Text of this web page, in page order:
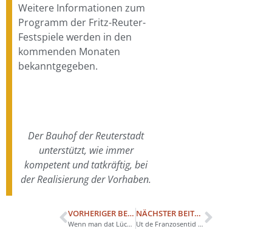
Weitere Informationen zum
Programm der Fritz-Reuter-
Festspiele werden in den
kommenden Monaten
bekanntgegeben.
Der Bauhof der Reuterstadt
unterstützt, wie immer
kompetent und tatkräftig, bei
der Realisierung der Vorhaben.
VORHERIGER BEITRAG
Wenn man dat Lüch´n in de Ogen von Kinner sieht…
NÄCHSTER BEITRAG
Ut de Franzosentid – Teil 2